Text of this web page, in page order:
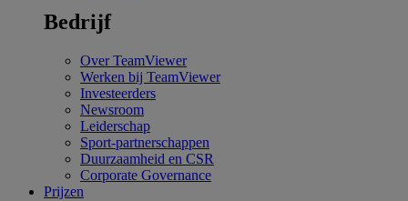
Bedrijf
Over TeamViewer
Werken bij TeamViewer
Investeerders
Newsroom
Leiderschap
Sport-partnerschappen
Duurzaamheid en CSR
Corporate Governance
Prijzen